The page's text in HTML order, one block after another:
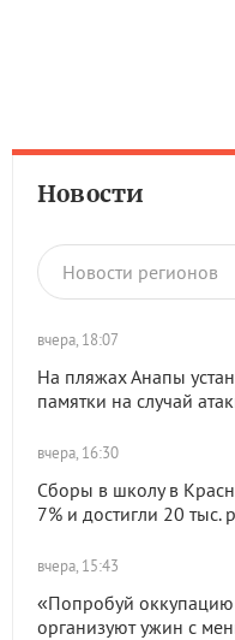
Новости
Новости регионов
вчера, 18:07
На пляжах Анапы
памятки на случай
вчера, 16:30
Сборы в школу в
7% и достигли 20 тыс.
вчера, 15:43
«Попробуй
организуют ужин с